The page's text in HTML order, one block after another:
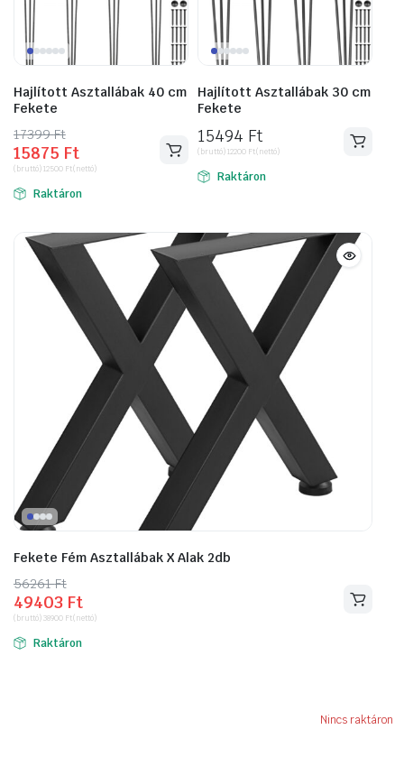
Hajlított Asztallábak 40 cm
Fekete
17399Ft
Original
price
was:
17399 Ft.
15875 Ft
Current
price
is:
15875 Ft.
(bruttó)12500 Ft(nettó)
Raktáron
Hajlított Asztallábak 30 cm
Fekete
15494 Ft
(bruttó)12200 Ft(nettó)
Raktáron
Fekete Fém Asztallábak X Alak 2db
56261Ft
Original
price
was:
56261 Ft.
49403 Ft
Current
price
is:
49403 Ft.
(bruttó)38900 Ft(nettó)
Raktáron
Nincs raktáron